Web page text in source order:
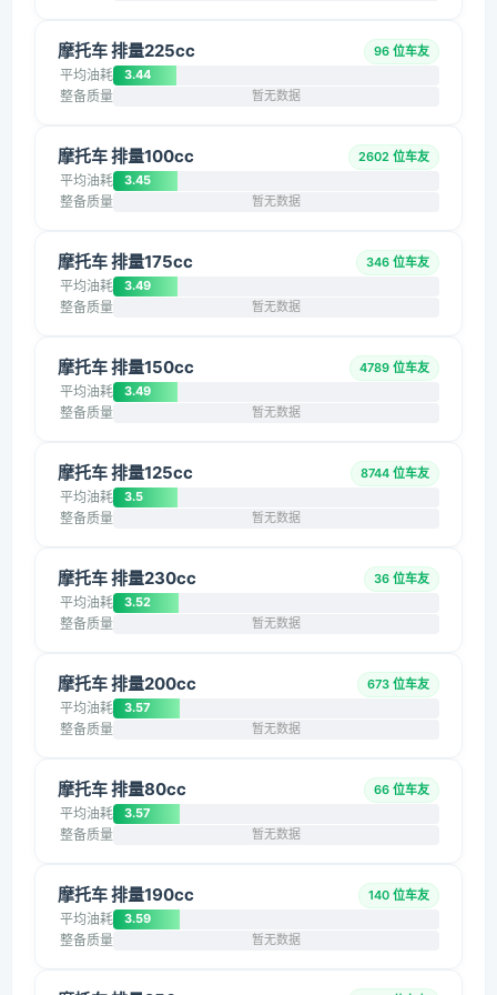
摩托车 排量225cc 96 位车友
平均油耗 3.44
整备质量 暂无数据
摩托车 排量100cc 2602 位车友
平均油耗 3.45
整备质量 暂无数据
摩托车 排量175cc 346 位车友
平均油耗 3.49
整备质量 暂无数据
摩托车 排量150cc 4789 位车友
平均油耗 3.49
整备质量 暂无数据
摩托车 排量125cc 8744 位车友
平均油耗 3.5
整备质量 暂无数据
摩托车 排量230cc 36 位车友
平均油耗 3.52
整备质量 暂无数据
摩托车 排量200cc 673 位车友
平均油耗 3.57
整备质量 暂无数据
摩托车 排量80cc 66 位车友
平均油耗 3.57
整备质量 暂无数据
摩托车 排量190cc 140 位车友
平均油耗 3.59
整备质量 暂无数据